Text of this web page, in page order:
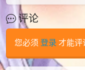
评论
您必须 登录 才能评